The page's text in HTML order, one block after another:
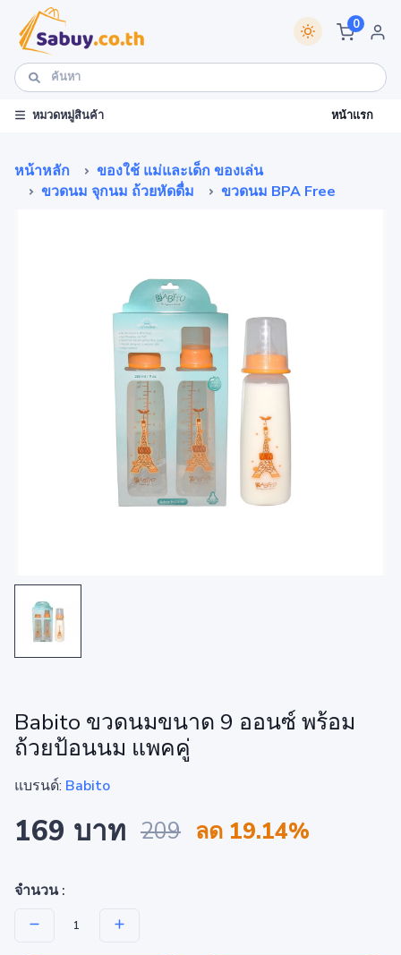
0
หมวดหมู่สินค้า หน้าแรก
หน้าหลัก
ของใช้ แม่และเด็ก ของเล่น
ขวดนม จุกนม ถ้วยหัดดื่ม
ขวดนม BPA Free
Babito ขวดนมขนาด 9 ออนซ์ พร้อม
ถ้วยป้อนนม แพคคู่
แบรนด์: Babito
169 บาท 209 ลด 19.14%
จำนวน :